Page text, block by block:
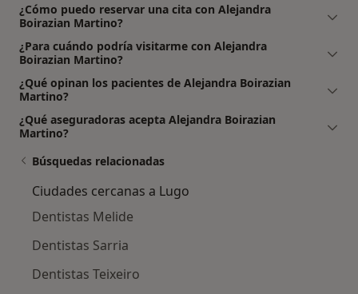
¿Cómo puedo reservar una cita con Alejandra
Boirazian Martino?
¿Para cuándo podría visitarme con Alejandra
Boirazian Martino?
¿Qué opinan los pacientes de Alejandra Boirazian
Martino?
¿Qué aseguradoras acepta Alejandra Boirazian
Martino?
Búsquedas relacionadas
Ciudades cercanas a Lugo
Dentistas Melide
Dentistas Sarria
Dentistas Teixeiro